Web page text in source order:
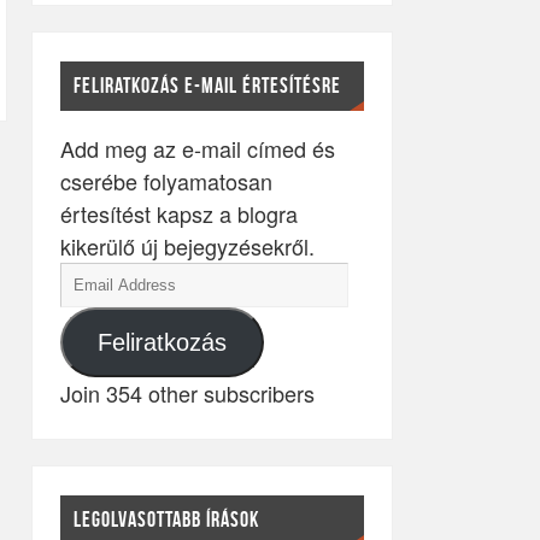
FELIRATKOZÁS E-MAIL ÉRTESÍTÉSRE
Add meg az e-mail címed és
cserébe folyamatosan
értesítést kapsz a blogra
kikerülő új bejegyzésekről.
Feliratkozás
Join 354 other subscribers
LEGOLVASOTTABB ÍRÁSOK